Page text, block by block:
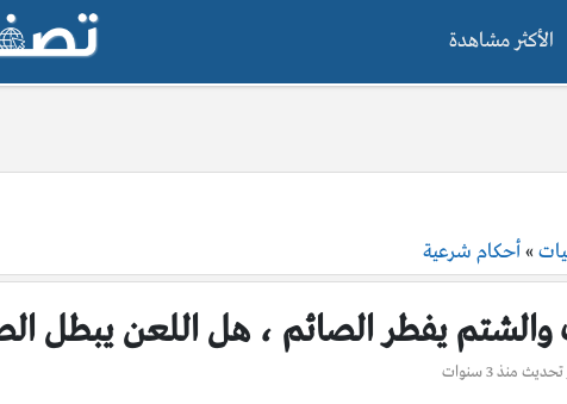
الأكثر مشاهدة
» أحكام شرعية
يفطر الصائم ، هل اللعن يبطل
تحديث منذ 3 سنوات